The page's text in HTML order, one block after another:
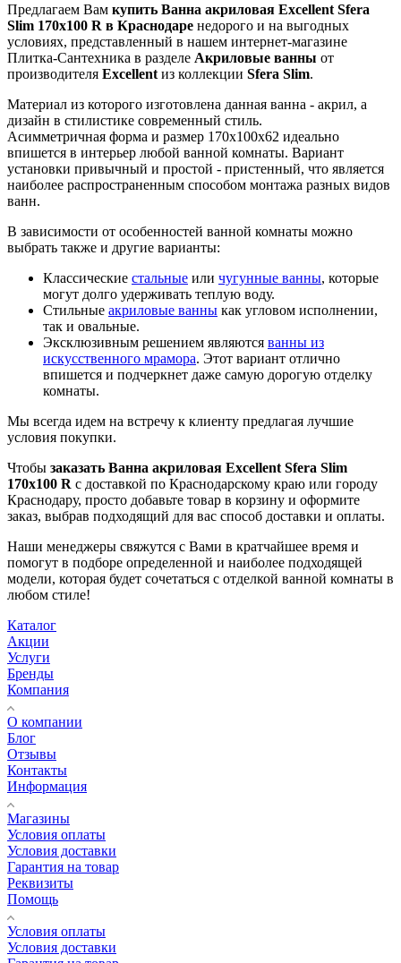
Предлагаем Вам купить Ванна акриловая Excellent Sfera
Slim 170х100 R в Краснодаре недорого и на выгодных
условиях, представленный в нашем интернет-магазине
Плитка-Сантехника в разделе Акриловые ванны от
производителя Excellent из коллекции Sfera Slim.
Материал из которого изготовлена данная ванна - акрил, а
дизайн в стилистике современный стиль.
Асимметричная форма и размер 170x100x62 идеально
впишется в интерьер любой ванной комнаты. Вариант
установки привычный и простой - пристенный, что является
наиболее распространенным способом монтажа разных видов
ванн.
В зависимости от особенностей ванной комнаты можно
выбрать также и другие варианты:
Классические стальные или чугунные ванны, которые
могут долго удерживать теплую воду.
Стильные акриловые ванны как угловом исполнении,
так и овальные.
Эксклюзивным решением являются ванны из
искусственного мрамора. Этот вариант отлично
впишется и подчеркнет даже самую дорогую отделку
комнаты.
Мы всегда идем на встречу к клиенту предлагая лучшие
условия покупки.
Чтобы заказать Ванна акриловая Excellent Sfera Slim
170х100 R с доставкой по Краснодарскому краю или городу
Краснодару, просто добавьте товар в корзину и оформите
заказ, выбрав подходящий для вас способ доставки и оплаты.
Наши менеджеры свяжутся с Вами в кратчайшее время и
помогут в подборе определенной и наиболее подходящей
модели, которая будет сочетаться с отделкой ванной комнаты в
любом стиле!
Каталог
Акции
Услуги
Бренды
Компания
О компании
Блог
Отзывы
Контакты
Информация
Магазины
Условия оплаты
Условия доставки
Гарантия на товар
Реквизиты
Помощь
Условия оплаты
Условия доставки